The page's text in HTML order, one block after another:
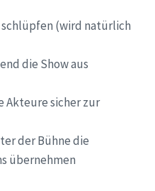
(wird natürlich
die Show aus
Akteure sicher zur
der Bühne die
übernehmen